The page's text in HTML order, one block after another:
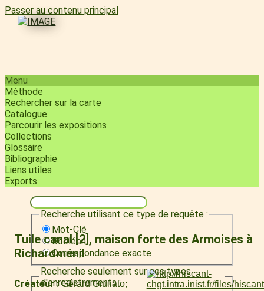
Passer au contenu principal
Menu
Méthode
Rechercher sur la carte
Catalogue
Parcourir les expositions
Collections
Glossaire
Bibliographie
Liens utiles
Exports
Recherche utilisant ce type de requête :
Mot-Clé
Booléen
Correspondance exacte
Recherche seulement sur ces types
d'enregistrements :
Tuile canal [2], maison forte des Armoises à
Richardménil
Créateur
Gérard Giuliato